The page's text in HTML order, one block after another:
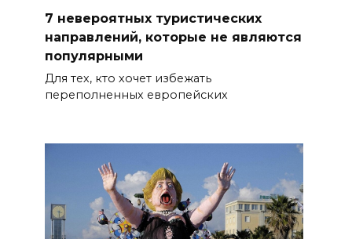
7 невероятных туристических
направлений, которые не являются
популярными
Для тех, кто хочет избежать
переполненных европейских